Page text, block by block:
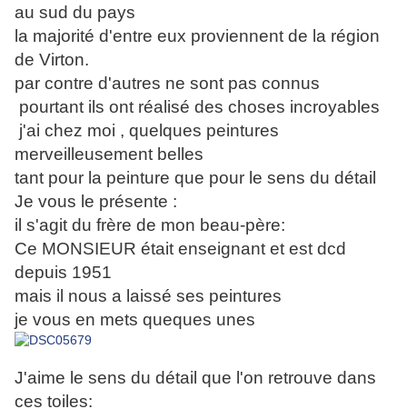
au sud du pays
la majorité d'entre eux proviennent de la région
de Virton.
par contre d'autres ne sont pas connus
pourtant ils ont réalisé des choses incroyables
j'ai chez moi , quelques peintures
merveilleusement belles
tant pour la peinture que pour le sens du détail
Je vous le présente :
il s'agit du frère de mon beau-père:
Ce MONSIEUR était enseignant et est dcd
depuis 1951
mais il nous a laissé ses peintures
je vous en mets queques unes
J'aime le sens du détail que l'on retrouve dans
ces toiles: